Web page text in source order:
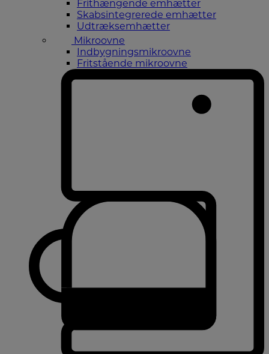
Frithængende emhætter
Skabsintegrerede emhætter
Udtræksemhætter
Mikroovne
Indbygningsmikroovne
Fritstående mikroovne